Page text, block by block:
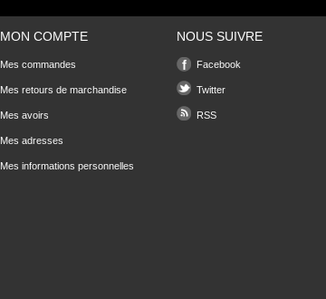
MON COMPTE
Mes commandes
Mes retours de marchandise
Mes avoirs
Mes adresses
Mes informations personnelles
NOUS SUIVRE
Facebook
Twitter
RSS